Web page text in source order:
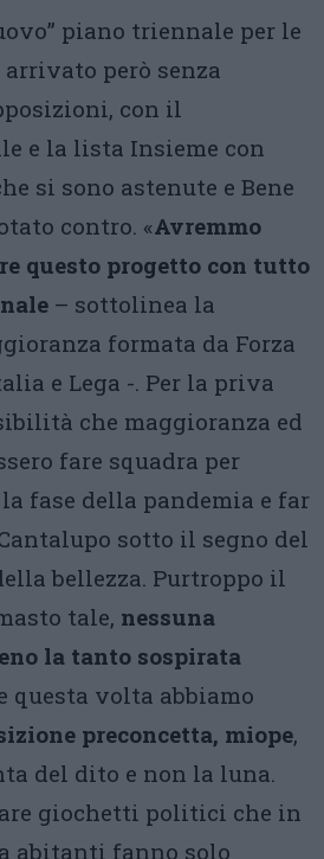
piano triennale per le
però senza
con il
e la lista Insieme con
si sono astenute e Bene
contro. «Avremmo
questo progetto con tutto
– sottolinea la
formata da Forza
e Lega -. Per la priva
che maggioranza ed
fare squadra per
fase della pandemia e far
sotto il segno del
bellezza. Purtroppo il
tale, nessuna
la tanto sospirata
questa volta abbiamo
preconcetta, miope,
del dito e non la luna.
giochetti politici che in
abitanti fanno solo